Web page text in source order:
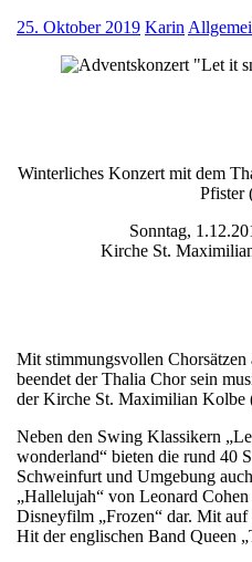
25. Oktober 2019 Karin
Winterliches Konzert mit dem
Pfister
Sonntag,
Kirche St.
Mit stimmungsvollen
beendet der Thalia Chor sein
der Kirche St. Maximilian Kolbe
Neben den Swing Klassikern
wonderland“ bieten die rund 40
Schweinfurt und Umgebung
„Hallelujah“ von Leonard
Disneyfilm „Frozen“ dar. Mit auf
Hit der englischen Band Queen